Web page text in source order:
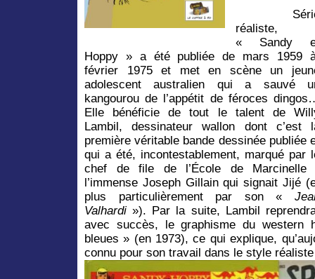
réaliste,
« Sandy
Hoppy » a été publiée de mars 1959
février 1975 et met en scène un
adolescent australien qui a sauvé
kangourou de l’appétit de féroces
Elle bénéficie de tout le talent de
Lambil, dessinateur wallon dont c’est
première véritable bande dessinée publiée
qui a été, incontestablement, marqué par
chef de file de l’École de Marcinelle
l’immense Joseph Gillain qui signait Jijé
plus particulièrement par son «
Valhardi »). Par la suite, Lambil
avec succès, le graphisme du western
bleues » (en 1973), ce qui explique,
connu pour son travail dans le style